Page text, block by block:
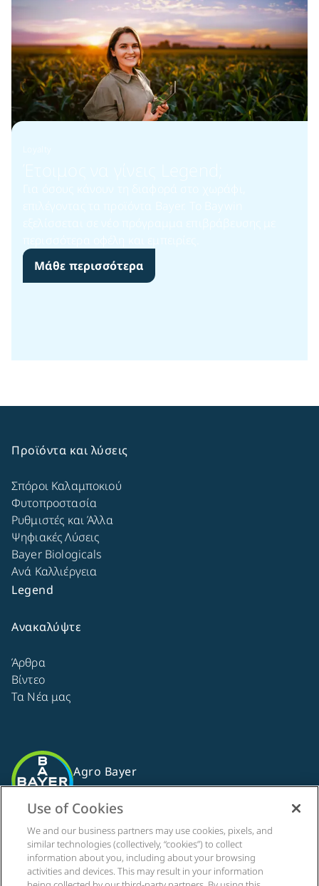
Έτοιμος να γίνεις Legend;​
Για όσους κάνουν τη διαφορά στο χωράφι,
επιλέγοντας τα προϊόντα Bayer. Το Baywin
εξελίσσεται σε νέο πρόγραμμα επιβράβευσης με
περισσότερα οφέλη και εμπειρίες.​
Μάθε περισσότερα
Προϊόντα και λύσεις
Σπόροι Καλαμποκιού
Φυτοπροστασία
Ρυθμιστές και Άλλα
Ψηφιακές Λύσεις
Bayer Biologicals
Ανά Καλλιέργεια
Legend
Ανακαλύψτε
Άρθρα
Βίντεο
Τα Νέα μας
Agro Bayer
Ελλάδα
Ακολουθήστε μας
Use of Cookies
We and our business partners may use cookies, pixels, and
similar technologies (collectively, “cookies”) to collect
information about you, including about your browsing
activities and devices. This may result in your information